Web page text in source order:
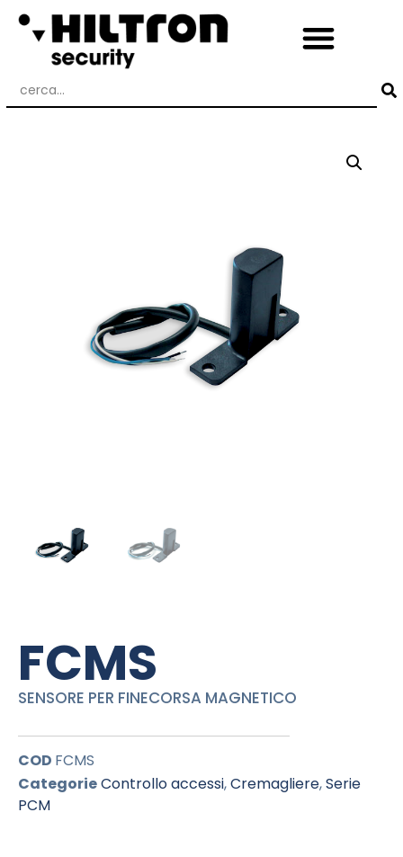
FCMS
SENSORE PER FINECORSA MAGNETICO
COD FCMS
CategorieControllo accessi,Cremagliere,Serie
PCM